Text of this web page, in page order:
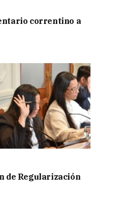
correntino a
de Regularización